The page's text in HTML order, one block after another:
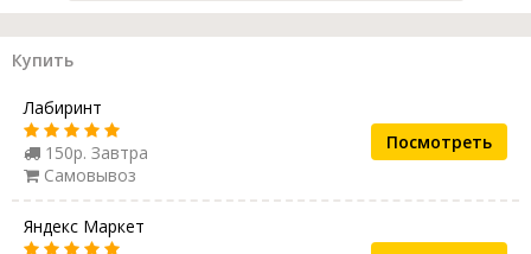
Купить
Лабиринт
150р. Завтра
Самовывоз
Посмотреть
Яндекс Маркет